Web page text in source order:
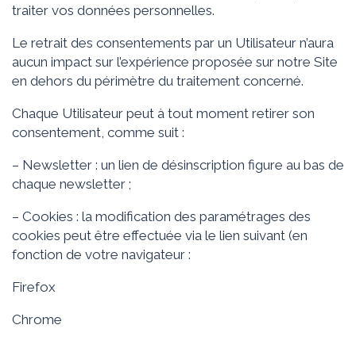
traiter vos données personnelles.
Le retrait des consentements par un Utilisateur n’aura
aucun impact sur l’expérience proposée sur notre Site
en dehors du périmètre du traitement concerné.
Chaque Utilisateur peut à tout moment retirer son
consentement, comme suit :
– Newsletter : un lien de désinscription figure au bas de
chaque newsletter ;
– Cookies : la modification des paramétrages des
cookies peut être effectuée via le lien suivant (en
fonction de votre navigateur :
Firefox
Chrome